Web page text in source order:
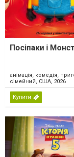
Посіпаки і
анімація, комедія,
сімейний, США, 2026
Купити